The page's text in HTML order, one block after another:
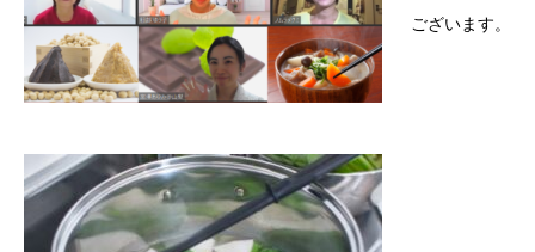
ございます。